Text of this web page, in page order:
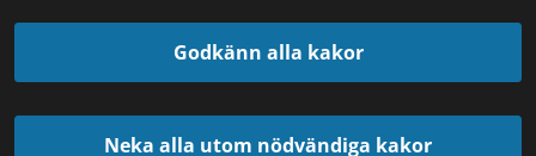
Godkänn alla kakor
Neka alla utom nödvändiga kakor